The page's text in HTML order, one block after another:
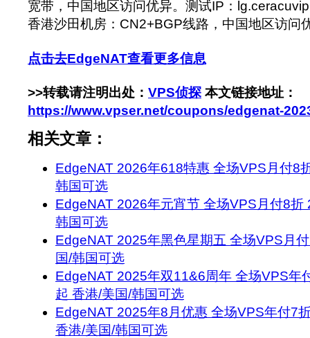
宽带，中国地区访问优异。测试IP：
香港沙田机房：CN2+BGP线路，中国地区访问
点击去EdgeNAT查看更多信息
>>转载请注明出处： VPS侦探 本文链接地址：
https://www.vpser.net/coupons/edgenat-
相关文章：
EdgeNAT 2026年618特惠 全场VPS月付8
韩国可选
EdgeNAT 2026年元宵节 全场VPS月付8折
韩国可选
EdgeNAT 2025年黑色星期五 全场VPS月
国/韩国可选
EdgeNAT 2025年双11&6周年 全场VPS年
起 香港/美国/韩国可选
EdgeNAT 2025年8月优惠 全场VPS年付7
香港/美国/韩国可选